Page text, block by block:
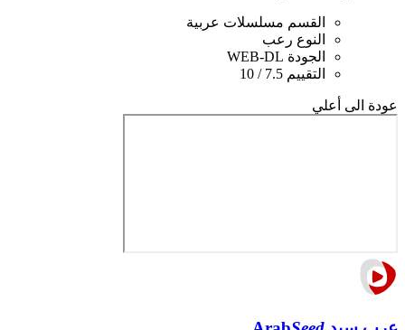
القسم مسلسلات عربية
النوع رعب
الجودة WEB-DL
التقييم 7.5 / 10
عودة الى أعلي